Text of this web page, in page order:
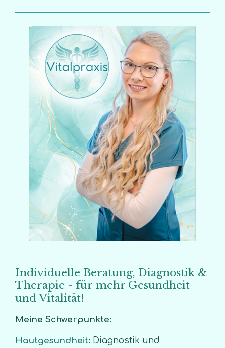
Individuelle Beratung, Diagnostik &
Therapie - für mehr Gesundheit
und Vitalität!
Meine Schwerpunkte:
Hautgesundheit: Diagnostik und